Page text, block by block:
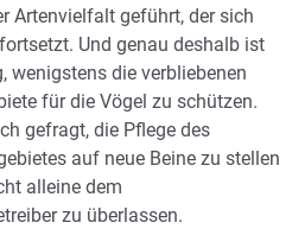
Artenvielfalt geführt, der sich
Und genau deshalb ist
wenigstens die verbliebenen
für die Vögel zu schützen.
gefragt, die Pflege des
auf neue Beine zu stellen
alleine dem
zu überlassen.